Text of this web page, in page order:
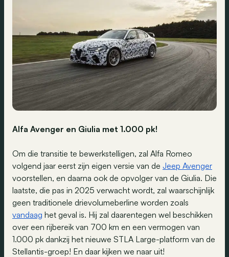
Alfa Avenger en Giulia met 1.000 pk!
Om die transitie te bewerkstelligen, zal Alfa Romeo
volgend jaar eerst zijn eigen versie van de Jeep Avenger
voorstellen, en daarna ook de opvolger van de Giulia. Die
laatste, die pas in 2025 verwacht wordt, zal waarschijnlijk
geen traditionele drievolumeberline worden zoals
vandaag het geval is. Hij zal daarentegen wel beschikken
over een rijbereik van 700 km en een vermogen van
1.000 pk dankzij het nieuwe STLA Large-platform van de
Stellantis-groep! En daar kijken we naar uit!